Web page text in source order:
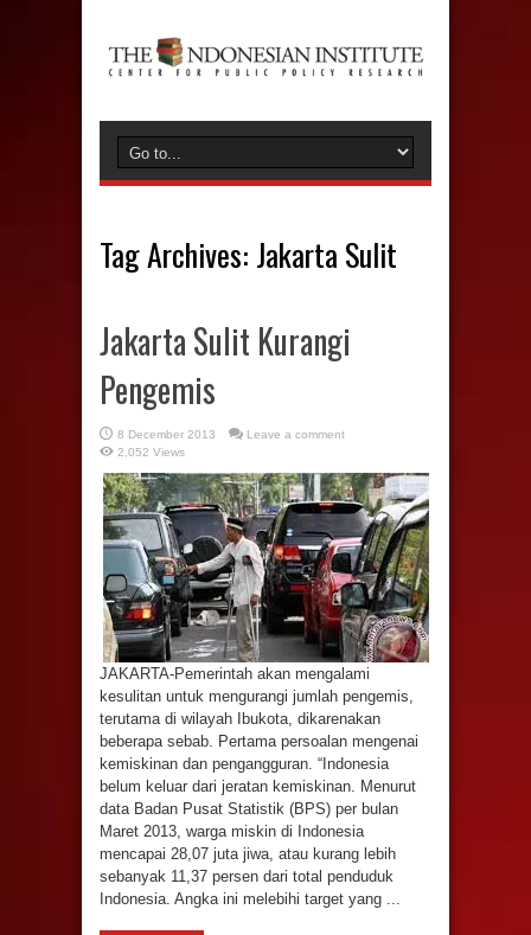
Tag Archives: Jakarta Sulit
Jakarta Sulit Kurangi
Pengemis
8 December 2013
Leave a comment
2,052 Views
JAKARTA-Pemerintah akan mengalami
kesulitan untuk mengurangi jumlah pengemis,
terutama di wilayah Ibukota, dikarenakan
beberapa sebab. Pertama persoalan mengenai
kemiskinan dan pengangguran. “Indonesia
belum keluar dari jeratan kemiskinan. Menurut
data Badan Pusat Statistik (BPS) per bulan
Maret 2013, warga miskin di Indonesia
mencapai 28,07 juta jiwa, atau kurang lebih
sebanyak 11,37 persen dari total penduduk
Indonesia. Angka ini melebihi target yang ...